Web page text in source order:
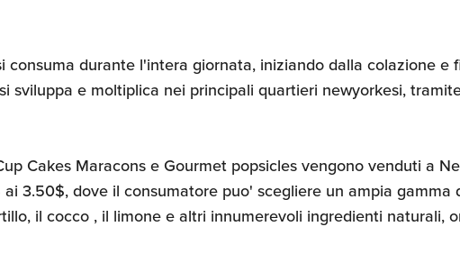
consuma durante l'intera giornata, iniziando dalla colazione e
sviluppa e moltiplica nei principali quartieri newyorkesi,
Cakes Maracons e Gourmet popsicles vengono venduti a
3.50$, dove il consumatore puo' scegliere un ampia gamma
il cocco , il limone e altri innumerevoli ingredienti naturali,